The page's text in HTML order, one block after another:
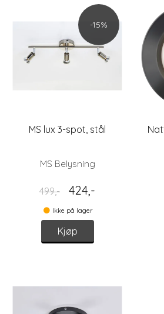
-15%
MS lux 3-spot, stål
MS Belysning
499,- 424,-
Ikke på lager
Kjøp